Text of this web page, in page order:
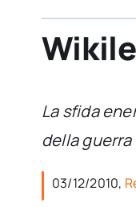
La sfida
della
03/12/2010,